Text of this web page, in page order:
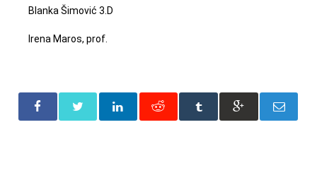
Blanka Šimović 3.D
Irena Maros, prof.